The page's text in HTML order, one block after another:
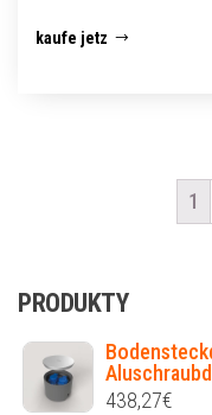
kaufe jetz
1
PRODUKTY
438,27€